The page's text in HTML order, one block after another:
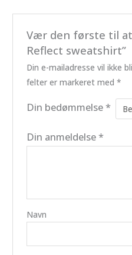
Vær den første til at
Reflect sweatshirt”
Din e-mailadresse vil ikke
felter er markeret med *
Din bedømmelse*
Din anmeldelse*
Navn